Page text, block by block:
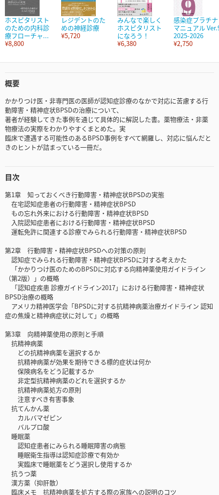
ホスピタリスト
のための内科診
療フローチャ...
¥8,800
レジデントのた
めの神経診療
¥5,720
みんなで楽しく
ホスピタリスト
になろう！
¥6,380
感染症プラチナ
マニュアル
2025-2026
¥2,750
概要
かかりつけ医・非専門医の医師が認知症診療のなかで対応に苦慮する行
動障害・精神症状BPSDの治療について、
著者が経験してきた事例を通じて具体的に解説した書。薬物療法・非薬
物療法の実際をわかりやすくまとめた。実
臨床で遭遇する可能性のあるBPSD事例をすべて網羅し、対応に悩んだと
きのヒントが詰まっている一冊だ。
目次
第1章 知っておくべき行動障害・精神症状BPSDの実態
在宅認知症患者の行動障害・精神症状BPSD
もの忘れ外来における行動障害・精神症状BPSD
入院認知症患者における行動障害・精神症状BPSD
運転免許に関連する診療でみられる行動障害・精神症状BPSD
第2章 行動障害・精神症状BPSDへの対策の原則
認知症でみられる行動障害・精神症状BPSDに対する考えかた
「かかりつけ医のためのBPSDに対応する向精神薬使用ガイドライン
（第2版）」の概略
「認知症疾患 診療ガイドライン2017」における行動障害・精神症状
BPSD治療の概略
アメリカ精神医学会「BPSDに対する抗精神病薬治療ガイドライン 認知
症の焦燥と精神病症状に対して」の概略
第3章 向精神薬使用の原則と手順
抗精神病薬
どの抗精神病薬を選択するか
抗精神病薬が効果を期待できる標的症状は何か
保険病名をどう記載するか
非定型抗精神病薬のどれを選択するか
抗精神病薬処方の原則
注意すべき有害事象
抗てんかん薬
カルバマゼピン
バルプロ酸
睡眠薬
認知症患者にみられる睡眠障害の病態
睡眠衛生指導は認知症診療で有効か
実臨床で睡眠薬をどう選択し使用するか
抗うつ薬
漢方薬（抑肝散）
臨床メモ 抗精神病薬を処方する際の家族への説明のコツ